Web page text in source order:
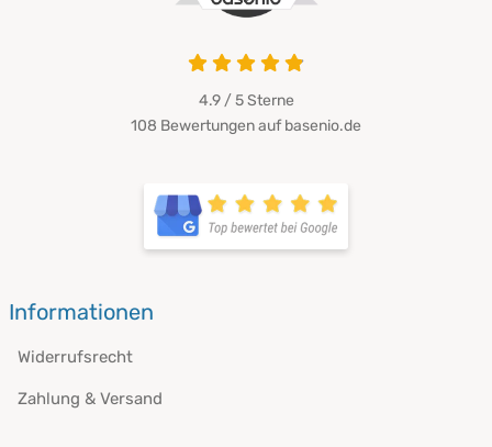
4.9 von 5
4.9 / 5Sterne
108 Bewertungen auf basenio.de
öffnet in neuem Fenster
Informationen
Widerrufsrecht
Zahlung & Versand